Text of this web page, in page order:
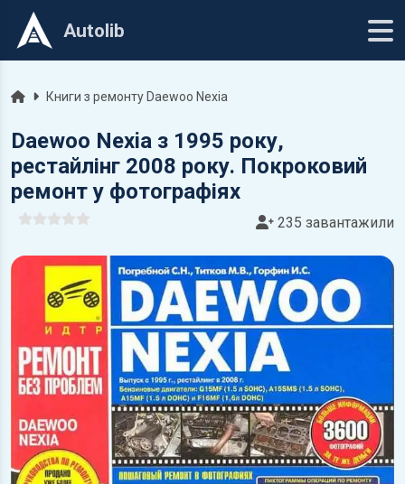
Autolib
ГоловнаКниги з ремонту Daewoo Nexia
Daewoo Nexia з 1995 року,
рестайлінг 2008 року. Покроковий
ремонт у фотографіях
235 завантажили